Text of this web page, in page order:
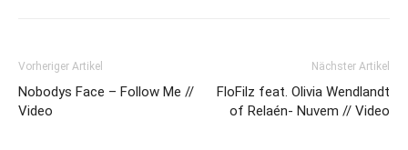
Vorheriger Artikel
Nobodys Face – Follow Me //
Video
Nächster Artikel
FloFilz feat. Olivia Wendlandt
of Relaén- Nuvem // Video